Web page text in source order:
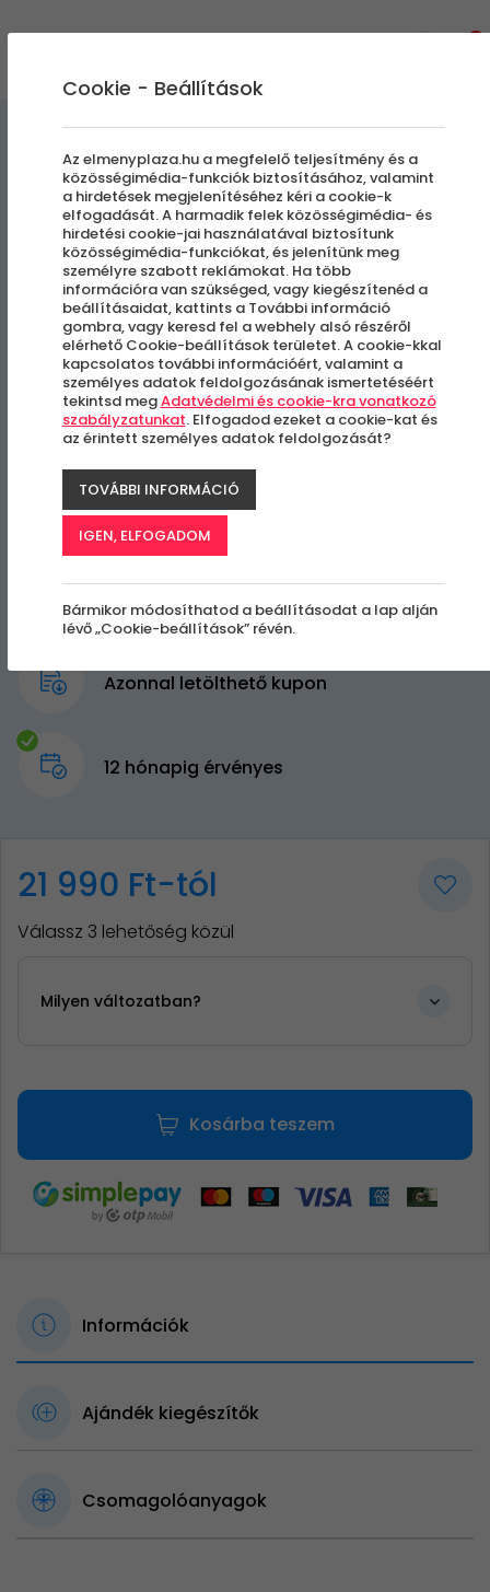
Alice
Budapest, V. kerület
Azonnal letölthető kupon
12 hónapig érvényes
21 990 Ft-tól
Válassz 3 lehetőség közül
Milyen változatban?
Kosárba teszem
Információk
Ajándék kiegészítők
Csomagolóanyagok
Cookie - Beállítások
Az elmenyplaza.hu a megfelelő teljesítmény és a
közösségimédia-funkciók biztosításához, valamint
a hirdetések megjelenítéséhez kéri a cookie-k
elfogadását. A harmadik felek közösségimédia- és
hirdetési cookie-jai használatával biztosítunk
közösségimédia-funkciókat, és jelenítünk meg
személyre szabott reklámokat. Ha több
információra van szükséged, vagy kiegészítenéd a
beállításaidat, kattints a További információ
gombra, vagy keresd fel a webhely alsó részéről
elérhető Cookie-beállítások területet. A cookie-kkal
kapcsolatos további információért, valamint a
személyes adatok feldolgozásának ismertetéséért
tekintsd megAdatvédelmi és cookie-kra vonatkozó
szabályzatunkat. Elfogadod ezeket a cookie-kat és
az érintett személyes adatok feldolgozását?
TOVÁBBI INFORMÁCIÓ
IGEN, ELFOGADOM
Bármikor módosíthatod a beállításodat a lap alján
lévő „Cookie-beállítások” révén.